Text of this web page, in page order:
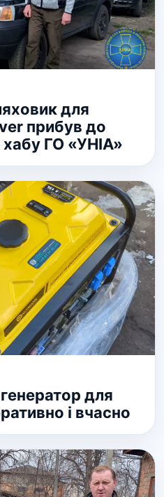
для
прибув до
ГО «УНІА»
для
і вчасно